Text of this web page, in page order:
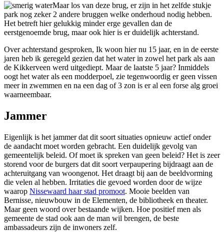
Maar los van deze brug, er zijn in het zelfde stukje
park nog zeker 2 andere bruggen welke onderhoud nodig hebben.
Het betreft hier gelukkig minder erge gevallen dan de
eerstgenoemde brug, maar ook hier is er duidelijk achterstand.
Over achterstand gesproken, Ik woon hier nu 15 jaar, en in de eerste
jaren heb ik geregeld gezien dat het water in zowel het park als aan
de Kikkerveen werd uitgediept. Maar de laatste 5 jaar? Inmiddels
oogt het water als een modderpoel, zie tegenwoordig er geen vissen
meer in zwemmen en na een dag of 3 zon is er al een forse alg groei
waarneembaar.
Jammer
Eigenlijk is het jammer dat dit soort situaties opnieuw actief onder
de aandacht moet worden gebracht. Een duidelijk gevolg van
gemeentelijk beleid. Of moet ik spreken van geen beleid? Het is zeer
storend voor de burgers dat dit soort verpaupering bijdraagt aan de
achteruitgang van woongenot. Het draagt bij aan de beeldvorming
die velen al hebben. Irritaties die gevoed worden door de wijze
waarop Nissewaard haar stad promoot. Mooie beelden van
Bernisse, nieuwbouw in de Elementen, de bibliotheek en theater.
Maar geen woord over bestaande wijken. Hoe positief men als
gemeente de stad ook aan de man wil brengen, de beste
ambassadeurs zijn de inwoners zelf.